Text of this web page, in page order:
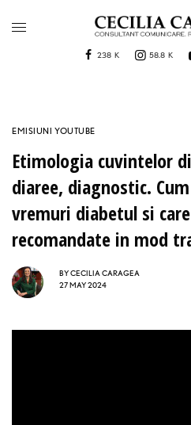
238 K 58.8 K
EMISIUNI YOUTUBE
Etimologia cuvintelor
diaree, diagnostic.
vremuri diabetul si
recomandate in mod
BYCECILIA CARAGEA
27 MAY 2024